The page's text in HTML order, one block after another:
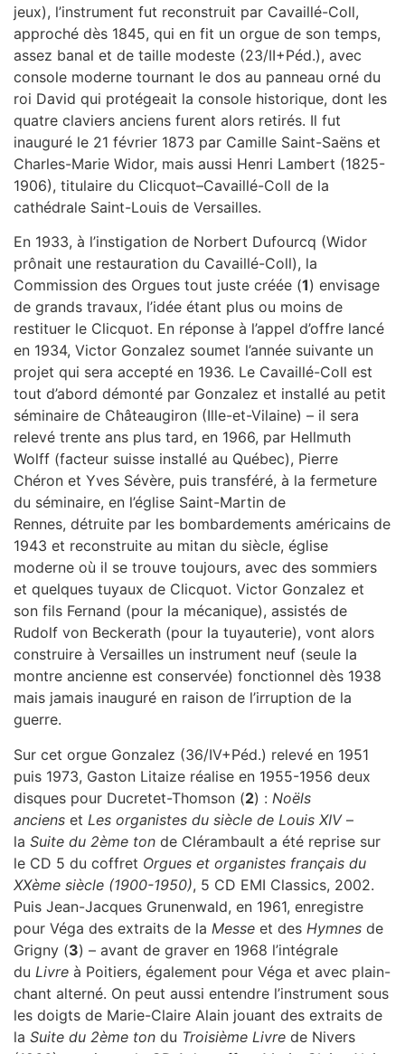
jeux), l’instrument fut reconstruit par Cavaillé-Coll,
approché dès 1845, qui en fit un orgue de son temps,
assez banal et de taille modeste (23/II+Péd.), avec
console moderne tournant le dos au panneau orné du
roi David qui protégeait la console historique, dont les
quatre claviers anciens furent alors retirés. Il fut
inauguré le 21 février 1873 par Camille Saint-Saëns et
Charles-Marie Widor, mais aussi Henri Lambert (1825-
1906), titulaire du Clicquot–Cavaillé-Coll de la
cathédrale Saint-Louis de Versailles.
En 1933, à l’instigation de Norbert Dufourcq (Widor
prônait une restauration du Cavaillé-Coll), la
Commission des Orgues tout juste créée (1) envisage
de grands travaux, l’idée étant plus ou moins de
restituer le Clicquot. En réponse à l’appel d’offre lancé
en 1934, Victor Gonzalez soumet l’année suivante un
projet qui sera accepté en 1936. Le Cavaillé-Coll est
tout d’abord démonté par Gonzalez et installé au petit
séminaire de Châteaugiron (Ille-et-Vilaine) – il sera
relevé trente ans plus tard, en 1966, par Hellmuth
Wolff (facteur suisse installé au Québec), Pierre
Chéron et Yves Sévère, puis transféré, à la fermeture
du séminaire, en l’église Saint-Martin de
Rennes, détruite par les bombardements américains de
1943 et reconstruite au mitan du siècle, église
moderne où il se trouve toujours, avec des sommiers
et quelques tuyaux de Clicquot. Victor Gonzalez et
son fils Fernand (pour la mécanique), assistés de
Rudolf von Beckerath (pour la tuyauterie), vont alors
construire à Versailles un instrument neuf (seule la
montre ancienne est conservée) fonctionnel dès 1938
mais jamais inauguré en raison de l’irruption de la
guerre.
Sur cet orgue Gonzalez (36/IV+Péd.) relevé en 1951
puis 1973, Gaston Litaize réalise en 1955-1956 deux
disques pour Ducretet-Thomson (2) : Noëls
anciens et Les organistes du siècle de Louis XIV–
la Suite du 2ème ton de Clérambault a été reprise sur
le CD 5 du coffret Orgues et organistes français du
XXème siècle (1900-1950), 5 CD EMI Classics, 2002.
Puis Jean-Jacques Grunenwald, en 1961, enregistre
pour Véga des extraits de la Messe et des Hymnes de
Grigny (3) – avant de graver en 1968 l’intégrale
du Livre à Poitiers, également pour Véga et avec plain-
chant alterné. On peut aussi entendre l’instrument sous
les doigts de Marie-Claire Alain jouant des extraits de
la Suite du 2ème ton du Troisième Livre de Nivers